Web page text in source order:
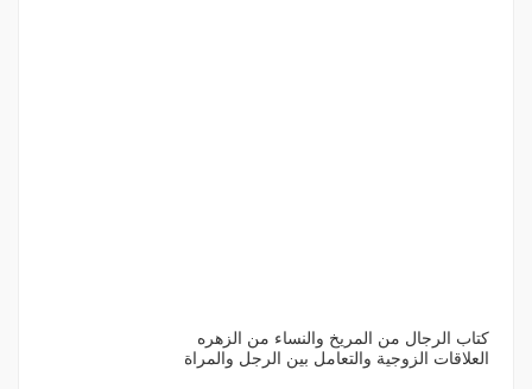
كتاب الرجال من المريخ والنساء من الزهره
العلاقات الزوجية والتعامل بين الرجل والمراة